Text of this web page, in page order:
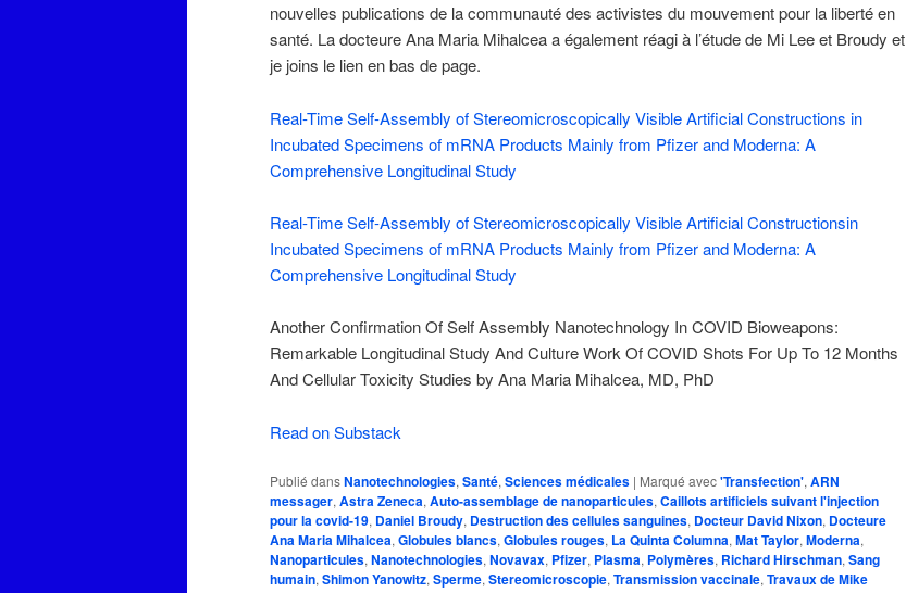
nouvelles publications de la communauté des activistes du mouvement pour la liberté en
santé. La docteure Ana Maria Mihalcea a également réagi à l’étude de Mi Lee et Broudy et
je joins le lien en bas de page.
Real-Time Self-Assembly of Stereomicroscopically Visible Artificial Constructions in
Incubated Specimens of mRNA Products Mainly from Pfizer and Moderna: A
Comprehensive Longitudinal Study
Real-Time Self-Assembly of Stereomicroscopically Visible Artificial Constructionsin
Incubated Specimens of mRNA Products Mainly from Pfizer and Moderna: A
Comprehensive Longitudinal Study
Another Confirmation Of Self Assembly Nanotechnology In COVID Bioweapons:
Remarkable Longitudinal Study And Culture Work Of COVID Shots For Up To 12 Months
And Cellular Toxicity Studies by Ana Maria Mihalcea, MD, PhD
Read on Substack
Publié dansNanotechnologies, Santé, Sciences médicales | Marqué avec'Transfection', ARN
messager, Astra Zeneca, Auto-assemblage de nanoparticules, Caillots artificiels suivant l'injection
pour la covid-19, Daniel Broudy, Destruction des cellules sanguines, Docteur David Nixon, Docteure
Ana Maria Mihalcea, Globules blancs, Globules rouges, La Quinta Columna, Mat Taylor, Moderna,
Nanoparticules, Nanotechnologies, Novavax, Pfizer, Plasma, Polymères, Richard Hirschman, Sang
humain, Shimon Yanowitz, Sperme, Stereomicroscopie, Transmission vaccinale, Travaux de Mike